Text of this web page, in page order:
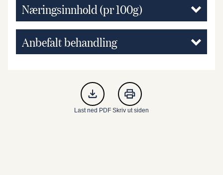
Næringsinnhold (pr 100g)
Anbefalt behandling
Last ned PDF Skriv ut siden